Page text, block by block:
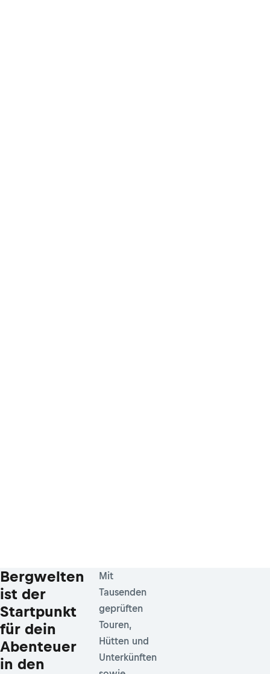
Bergwelten
ist der
Startpunkt
für dein
Abenteuer
in den
Mit
Tausenden
geprüften
Touren,
Hütten und
Unterkünften